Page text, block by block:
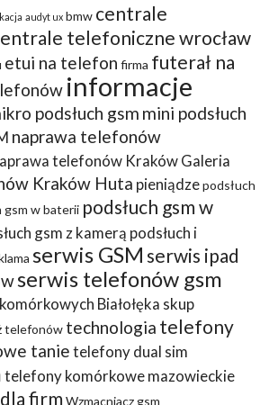
audyt ux bmw centrale
telefoniczne wrocław
etui na telefon firma futerał na
informacje
podsłuch gsm mini podsłuch
naprawa telefonów
telefonów Kraków Galeria
Kraków Huta pieniądzepodsłuch
gsm w baterii podsłuch gsm w
gsm z kamerą podsłuch i
serwis GSM serwis ipad
serwis telefonów gsm
Białołęka skup
telefonów technologia telefony
tanietelefony dual sim
telefony komórkowe mazowieckie
firm Wzmacniacz gsm